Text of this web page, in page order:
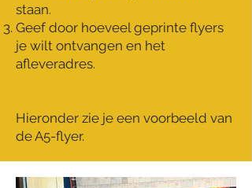
staan.
Geef door hoeveel geprinte flyers
je wilt ontvangen en het
afleveradres.
Hieronder zie je een voorbeeld van
de A5-flyer.